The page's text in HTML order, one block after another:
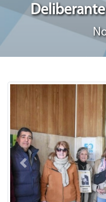
Deliberante
Previous